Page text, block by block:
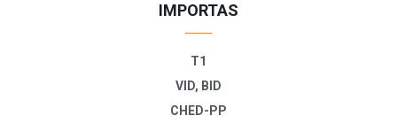
IMPORTAS
T1
VID, BID
CHED-PP